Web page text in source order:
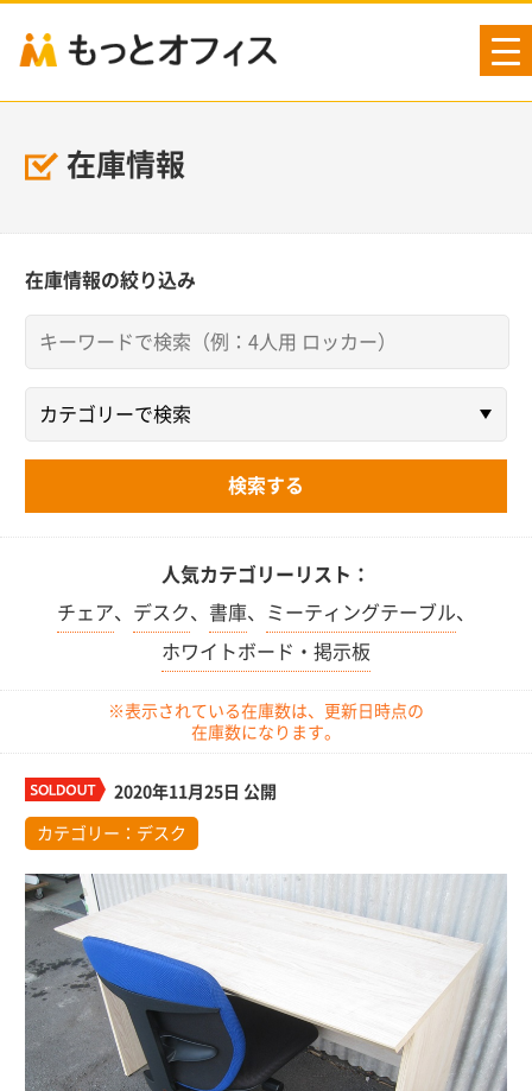
在庫情報
在庫情報の絞り込み
人気カテゴリーリスト：
チェア、 デスク、 書庫、 ミーティングテーブル、
ホワイトボード・掲示板
※表示されている在庫数は、更新日時点の
在庫数になります。
2020年11月25日 公開
カテゴリー： デスク